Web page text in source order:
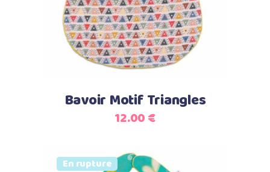
Bavoir Motif Triangles
12.00€
Vendu
En rupture